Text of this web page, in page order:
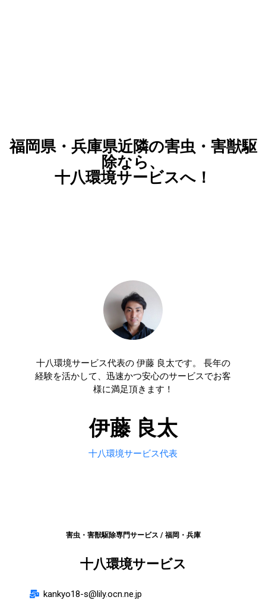
福岡県・兵庫県近隣の害虫・害獣駆
除なら、
十八環境サービスへ！
十八環境サービス代表の 伊藤 良太です。 長年の
経験を活かして、迅速かつ安心のサービスでお客
様に満足頂きます！
伊藤 良太
十八環境サービス代表
害虫・害獣駆除専門サービス / 福岡・兵庫
十八環境サービス
kankyo18-s@lily.ocn.ne.jp